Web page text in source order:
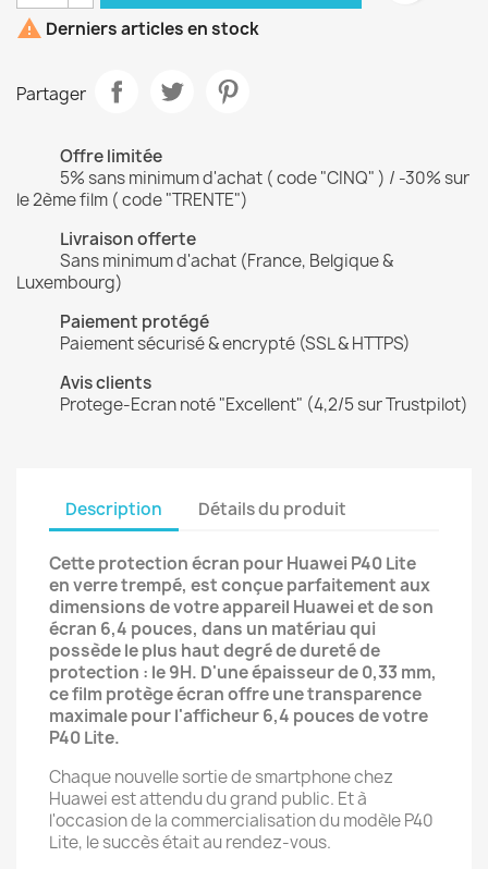
 Derniers articles en stock
Partager
Offre limitée
5% sans minimum d'achat ( code "CINQ" ) / -30% sur
le 2ème film ( code "TRENTE")
Livraison offerte
Sans minimum d'achat (France, Belgique &
Luxembourg)
Paiement protégé
Paiement sécurisé & encrypté (SSL & HTTPS)
Avis clients
Protege-Ecran noté "Excellent" (4,2/5 sur Trustpilot)
Description Détails du produit
Cette protection écran pour Huawei P40 Lite
en verre trempé, est conçue parfaitement aux
dimensions de votre appareil Huawei et de son
écran 6,4 pouces, dans un matériau qui
possède le plus haut degré de dureté de
protection : le 9H. D'une épaisseur de 0,33 mm,
ce film protège écran offre une transparence
maximale pour l'afficheur 6,4 pouces de votre
P40 Lite.
Chaque nouvelle sortie de smartphone chez
Huawei est attendu du grand public. Et à
l'occasion de la commercialisation du modèle P40
Lite, le succès était au rendez-vous.